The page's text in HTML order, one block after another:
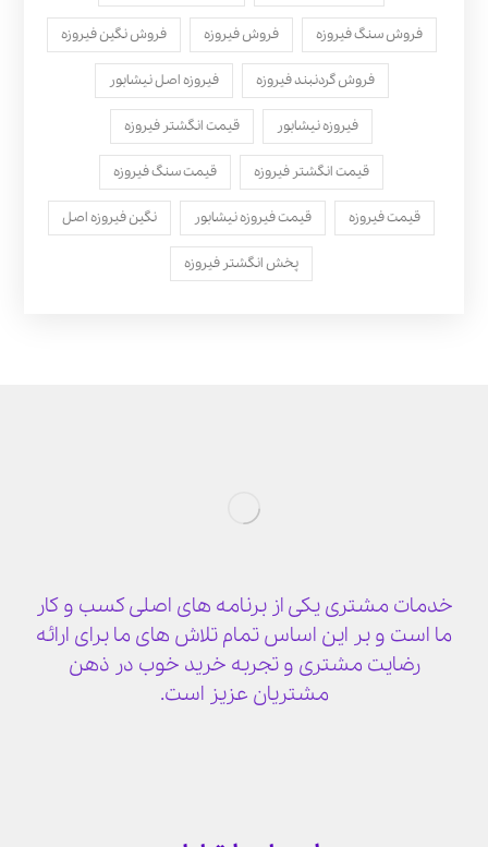
فروش سنگ فیروزه فروش فیروزه فروش نگین فیروزه
فروش گردنبند فیروزه فیروزه اصل نیشابور
فیروزه نیشابور قیمت انگشتر فیروزه
قیمت انگشتر فیروزه قیمت سنگ فیروزه
قیمت فیروزه قیمت فیروزه نیشابور نگین فیروزه اصل
پخش انگشتر فیروزه
خدمات مشتری یکی از برنامه های اصلی کسب و کار
ما است و بر این اساس تمام تلاش های ما برای ارائه
رضایت مشتری و تجربه خرید خوب در ذهن
مشتریان عزیز است.